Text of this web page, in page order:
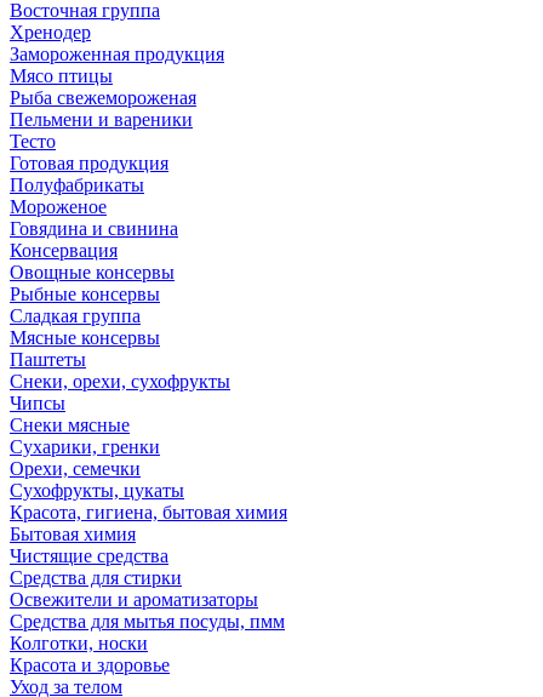
Восточная группа
Хренодер
Замороженная продукция
Мясо птицы
Рыба свежемороженая
Пельмени и вареники
Тесто
Готовая продукция
Полуфабрикаты
Мороженое
Говядина и свинина
Консервация
Овощные консервы
Рыбные консервы
Сладкая группа
Мясные консервы
Паштеты
Снеки, орехи, сухофрукты
Чипсы
Снеки мясные
Сухарики, гренки
Орехи, семечки
Сухофрукты, цукаты
Красота, гигиена, бытовая химия
Бытовая химия
Чистящие средства
Средства для стирки
Освежители и ароматизаторы
Средства для мытья посуды, пмм
Колготки, носки
Красота и здоровье
Уход за телом